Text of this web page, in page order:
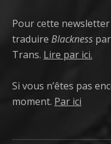
Pour cette
traduire Blackness
Trans. Lire par ici.
Si vous n’êtes pas
moment. Par ici